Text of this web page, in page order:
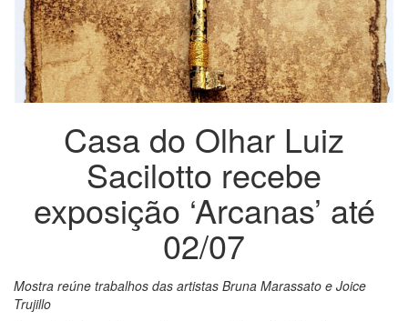
Casa do Olhar Luiz
Sacilotto recebe
exposição ‘Arcanas’ até
02/07
Mostra reúne trabalhos das artistas Bruna Marassato e Joice
Trujillo